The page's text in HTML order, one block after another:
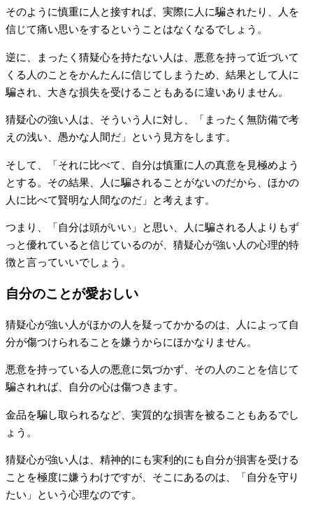
そのように慎重に人と接すれば、実際に人に騙されたり、人を
信じて痛い思いをするということはなくなるでしょう。
逆に、まったく猜疑心を持たない人は、悪意を持って近づいて
くる人のことをかんたんに信じてしまうため、結果として人に
騙され、大きな損失を受けることもあるに違いありません。
猜疑心の強い人は、そういう人に対し、「まったく無防備で考
えの浅い、愚かな人間だ」という見方をします。
そして、「それに比べて、自分は慎重に人の真意を見極めよう
とする。その結果、人に騙されることがないのだから、ほかの
人に比べて賢明な人間なのだ」と考えます。
つまり、「自分は頭がいい」と思い、人に騙される人よりもず
っと優れていると信じているのが、猜疑心が強い人の心理的特
徴と言っていいでしょう。
自分のことが愛おしい
猜疑心が強い人がほかの人を疑ってかかるのは、人によって自
分が傷つけられることを嫌うからにほかなりません。
悪意を持っている人の悪意に気づかず、その人のことを信じて
騙されれば、自分の心は傷つきます。
金品を騙し取られるなど、実質的な損害を被ることもあるでし
ょう。
猜疑心が強い人は、精神的にも実利的にも自分が損害を受ける
ことを極度に嫌うわけですが、そこにあるのは、「自分を守り
たい」という心理なのです。